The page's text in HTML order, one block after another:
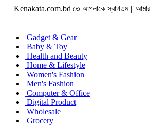
তে আপনাকে স্বাগতম || আমারা অনলাইনে
Gadget & Gear
Baby & Toy
Health and Beauty
Home & Lifestyle
Women's Fashion
Men's Fashion
Computer & Office
Digital Product
Wholesale
Grocery